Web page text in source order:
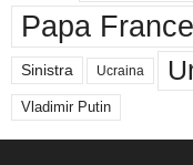
Papa
Sinistra Ucraina
Vladimir Putin